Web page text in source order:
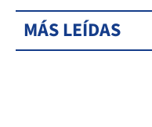
MÁS LEÍDAS